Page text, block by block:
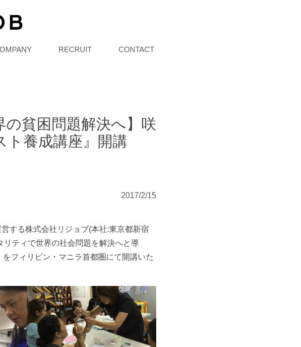
RECRUIT CONTACT
の貧困問題解決へ】咲
ト養成講座』開講
2017/2/15
する株式会社リジョブ(本社:東京都新宿
ティで世界の社会問題を解決へと導
フィリピン・マニラ首都圏にて開講いた